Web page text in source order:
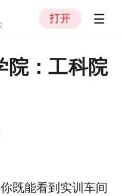
打开
院：工科院
既能看到实训车间